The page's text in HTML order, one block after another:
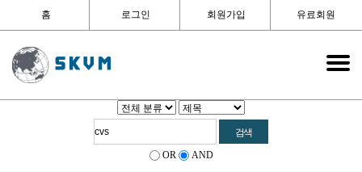
홈 로그인 회원가입 유료회원
OR AND